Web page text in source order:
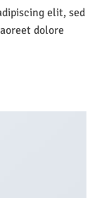
elit, sed
dolore